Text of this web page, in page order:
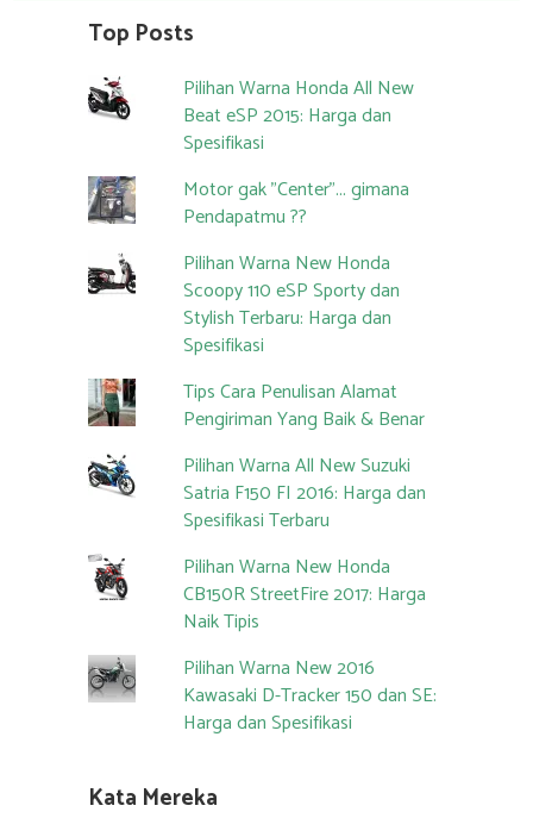
Top Posts
Pilihan Warna Honda All New
Beat eSP 2015: Harga dan
Spesifikasi
Motor gak "Center"... gimana
Pendapatmu ??
Pilihan Warna New Honda
Scoopy 110 eSP Sporty dan
Stylish Terbaru: Harga dan
Spesifikasi
Tips Cara Penulisan Alamat
Pengiriman Yang Baik & Benar
Pilihan Warna All New Suzuki
Satria F150 FI 2016: Harga dan
Spesifikasi Terbaru
Pilihan Warna New Honda
CB150R StreetFire 2017: Harga
Naik Tipis
Pilihan Warna New 2016
Kawasaki D-Tracker 150 dan SE:
Harga dan Spesifikasi
Kata Mereka